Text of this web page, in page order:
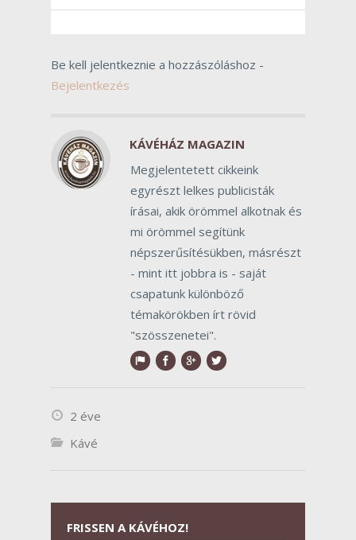
Be kell jelentkeznie a hozzászóláshoz -
Bejelentkezés
KÁVÉHÁZ MAGAZIN
Megjelentetett cikkeink
egyrészt lelkes publicisták
írásai, akik örömmel alkotnak és
mi örömmel segítünk
népszerűsítésükben, másrészt
- mint itt jobbra is - saját
csapatunk különböző
témakörökben írt rövid
"szösszenetei".
2 éve
Kávé
FRISSEN A KÁVÉHOZ!